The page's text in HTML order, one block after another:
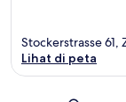
Stockerstrasse 61,
Lihat di peta